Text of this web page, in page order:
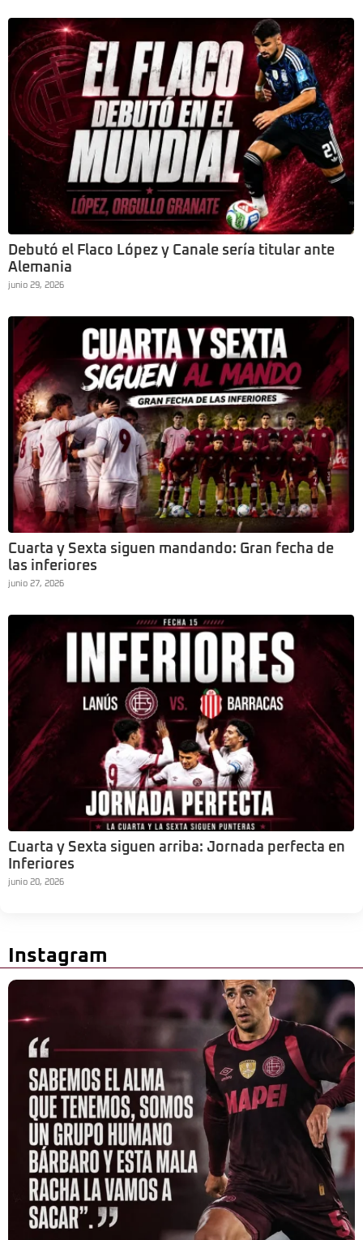
Debutó el Flaco López y Canale sería titular ante
Alemania
junio 29, 2026
Cuarta y Sexta siguen mandando: Gran fecha de
las inferiores
junio 27, 2026
Cuarta y Sexta siguen arriba: Jornada perfecta en
Inferiores
junio 20, 2026
Instagram